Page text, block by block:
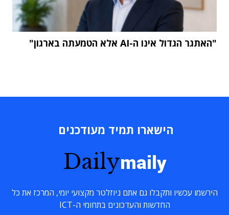
"האתגר הגדול אינו ה-AI אלא הטמעתה בארגון"
הישארו תמיד מעודכנים
Dailymaily
הירשמו עכשיו ותקבלו גם אתם ניוזלטר מקצועי יומי, המרכז את כל
החדשות והעדכונים בתחומי ה-ICT